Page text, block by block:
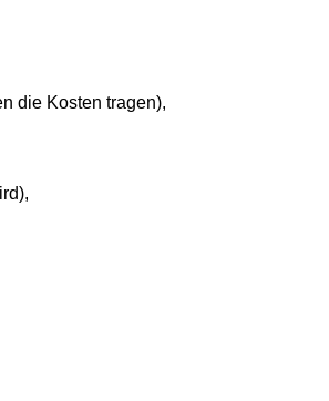
die Kosten tragen),